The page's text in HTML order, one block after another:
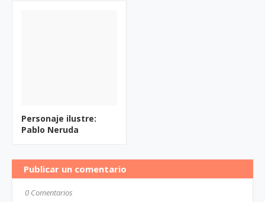
Personaje ilustre:
Pablo Neruda
Publicar un comentario
0 Comentarios